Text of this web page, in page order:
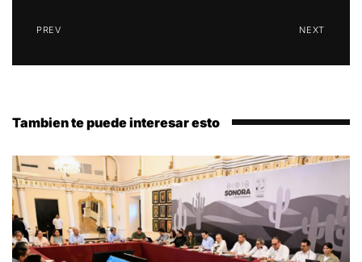
PREV NEXT
Tambien te puede interesar esto